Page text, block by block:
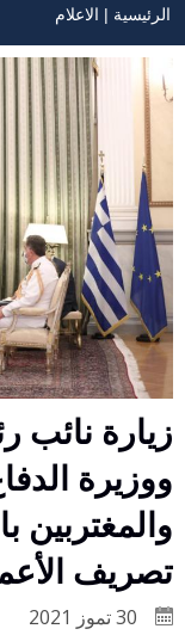
مسار
التنقل
الرئيسية الاعلام
زيارة نائب
ووزيرة
والمغتربين
تصريف